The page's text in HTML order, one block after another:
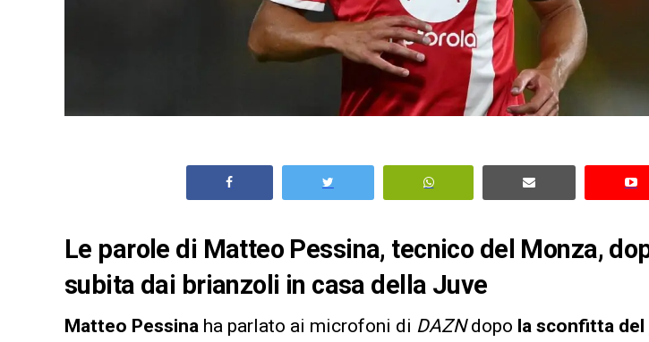
Le parole di Matteo Pessina, tecnico del Monza,
subita dai brianzoli in casa della Juve
Matteo Pessina ha parlato ai microfoni di DAZNdopo la sconfitta del